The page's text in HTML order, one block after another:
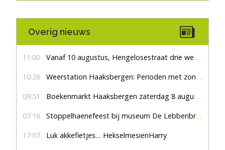
Overig nieuws
11:00 Vanaf 10 augustus, Hengelosestraat drie weken dicht voor doorgaand verkeer
10:26 Weerstation Haaksbergen: Perioden met zon en droog
09:51 Boekenmarkt Haaksbergen zaterdag 8 augustus, marktplein Haaksbergen
07:16 Stoppelhaenefeest bij museum De Lebbenbrugge
17:07 Luk akkefietjes… HekselmesienHarry